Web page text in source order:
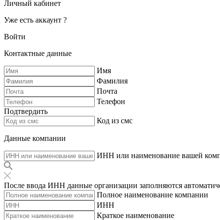
Личный кабинет
Уже есть аккаунт ?
Войти
Контактные данные
Имя
Фамилия
Почта
Телефон
Подтвердить
Код из смс
Данные компании
ИНН или наименование вашей
После ввода ИНН данные организации заполняются
Полное наименование компании
ИНН
Краткое наименование